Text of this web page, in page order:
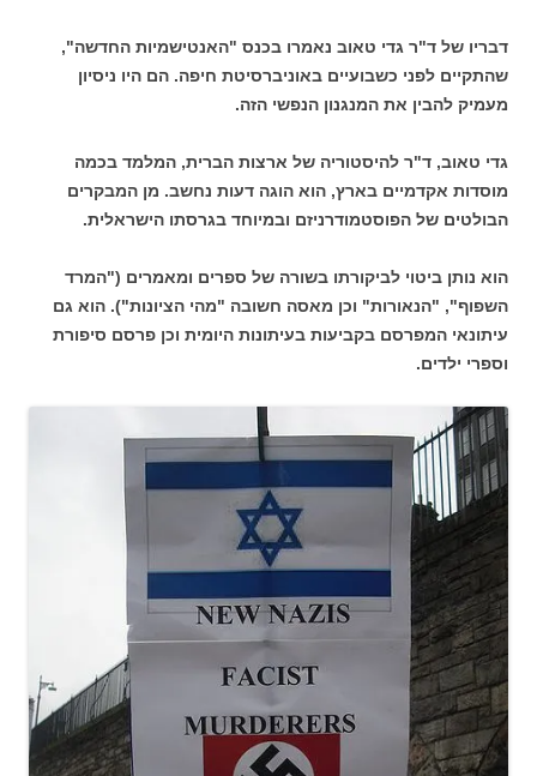
דבריו של ד"ר גדי טאוב נאמרו בכנס "האנטישמיות החדשה",
שהתקיים לפני כשבועיים באוניברסיטת חיפה. הם היו ניסיון
מעמיק להבין את המנגנון הנפשי הזה.
גדי טאוב, ד"ר להיסטוריה של ארצות הברית, המלמד בכמה
מוסדות אקדמיים בארץ, הוא הוגה דעות נחשב. מן המבקרים
הבולטים של הפוסטמודרניזם ובמיוחד בגרסתו הישראלית.
הוא נותן ביטוי לביקורתו בשורה של ספרים ומאמרים ("המרד
השפוף", "הנאורות" וכן מאסה חשובה "מהי הציונות"). הוא גם
עיתונאי המפרסם בקביעות בעיתונות היומית וכן פרסם סיפורת
וספרי ילדים.